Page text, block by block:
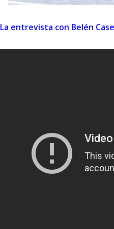
La entrevista con Belén